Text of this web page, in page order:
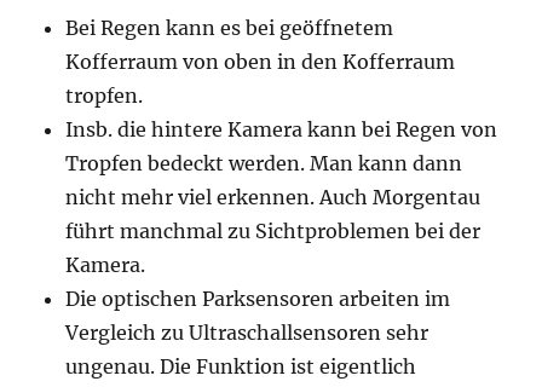
Bei Regen kann es bei geöffnetem
Kofferraum von oben in den Kofferraum
tropfen.
Insb. die hintere Kamera kann bei Regen von
Tropfen bedeckt werden. Man kann dann
nicht mehr viel erkennen. Auch Morgentau
führt manchmal zu Sichtproblemen bei der
Kamera.
Die optischen Parksensoren arbeiten im
Vergleich zu Ultraschallsensoren sehr
ungenau. Die Funktion ist eigentlich